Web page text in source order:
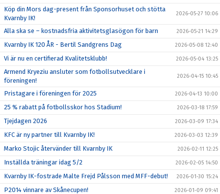
Köp din Mors dag-present från Sponsorhuset och stötta
Kvarnby IK!
2026-05-27 10:06
Alla ska se – kostnadsfria aktivitetsglasögon för barn 2026-05-21 14:29
Kvarnby IK 120 ÅR - Bertil Sandgrens Dag 2026-05-08 12:40
Vi är nu en certifierad Kvalitetsklubb! 2026-05-04 13:25
Armend Kryeziu ansluter som fotbollsutvecklare i
föreningen!
2026-04-15 10:45
Pristagare i föreningen för 2025 2026-04-13 10:00
25 % rabatt på fotbollsskor hos Stadium! 2026-03-18 17:59
Tjejdagen 2026 2026-03-09 17:34
KFC är ny partner till Kvarnby IK! 2026-03-03 12:39
Marko Stojic återvänder till Kvarnby IK 2026-02-11 12:25
Inställda träningar idag 5/2 2026-02-05 14:50
Kvarnby IK-fostrade Malte Frejd Pålsson med MFF-debut! 2026-01-30 15:24
P2014 vinnare av Skånecupen! 2026-01-09 09:41